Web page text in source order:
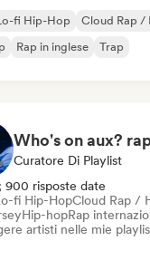
fi Hip-Hop
Cloud Rap /
Rap in inglese Trap
Curatore Di Playlist
900 risposte date
fi Hip-HopCloud Rap /
Hip-hopRap
artisti nelle mie